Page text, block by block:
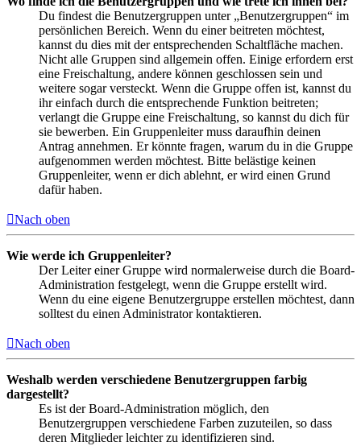
Du findest die Benutzergruppen unter „Benutzergruppen“ im
persönlichen Bereich. Wenn du einer beitreten möchtest,
kannst du dies mit der entsprechenden Schaltfläche machen.
Nicht alle Gruppen sind allgemein offen. Einige erfordern erst
eine Freischaltung, andere können geschlossen sein und
weitere sogar versteckt. Wenn die Gruppe offen ist, kannst du
ihr einfach durch die entsprechende Funktion beitreten;
verlangt die Gruppe eine Freischaltung, so kannst du dich für
sie bewerben. Ein Gruppenleiter muss daraufhin deinen
Antrag annehmen. Er könnte fragen, warum du in die Gruppe
aufgenommen werden möchtest. Bitte belästige keinen
Gruppenleiter, wenn er dich ablehnt, er wird einen Grund
dafür haben.
Nach oben
Wie werde ich Gruppenleiter?
Der Leiter einer Gruppe wird normalerweise durch die Board-
Administration festgelegt, wenn die Gruppe erstellt wird.
Wenn du eine eigene Benutzergruppe erstellen möchtest, dann
solltest du einen Administrator kontaktieren.
Nach oben
Weshalb werden verschiedene Benutzergruppen farbig
dargestellt?
Es ist der Board-Administration möglich, den
Benutzergruppen verschiedene Farben zuzuteilen, so dass
deren Mitglieder leichter zu identifizieren sind.